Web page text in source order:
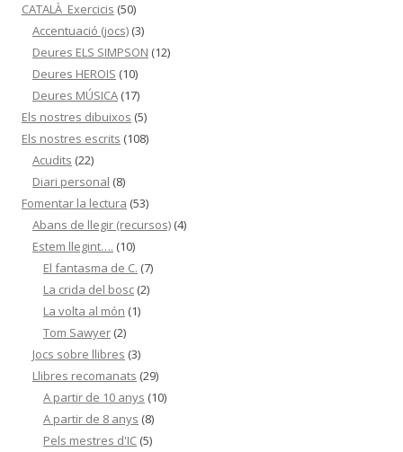
CATALÀ_Exercicis (50)
Accentuació (jocs) (3)
Deures ELS SIMPSON (12)
Deures HEROIS (10)
Deures MÚSICA (17)
Els nostres dibuixos (5)
Els nostres escrits (108)
Acudits (22)
Diari personal (8)
Fomentar la lectura (53)
Abans de llegir (recursos) (4)
Estem llegint…. (10)
El fantasma de C. (7)
La crida del bosc (2)
La volta al món (1)
Tom Sawyer (2)
Jocs sobre llibres (3)
Llibres recomanats (29)
A partir de 10 anys (10)
A partir de 8 anys (8)
Pels mestres d'IC (5)